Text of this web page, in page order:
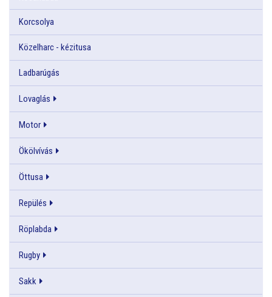
Korcsolya
Közelharc - kézitusa
Ladbarúgás
Lovaglás
Motor
Ökölvívás
Öttusa
Repülés
Röplabda
Rugby
Sakk